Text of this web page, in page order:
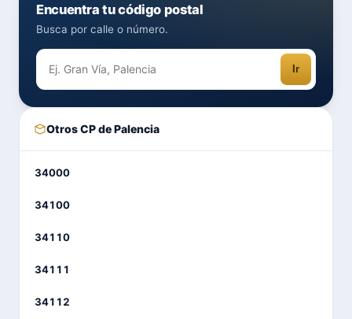
Encuentra tu código postal
Busca por calle o número.
Ir
Otros CP de Palencia
34000
34100
34110
34111
34112